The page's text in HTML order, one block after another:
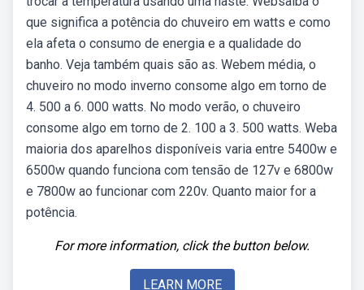
que significa a potência do chuveiro em watts e como
ela afeta o consumo de energia e a qualidade do
banho. Veja também quais são as. Webem média, o
chuveiro no modo inverno consome algo em torno de
4. 500 a 6. 000 watts. No modo verão, o chuveiro
consome algo em torno de 2. 100 a 3. 500 watts. Weba
maioria dos aparelhos disponíveis varia entre 5400w e
6500w quando funciona com tensão de 127v e 6800w
e 7800w ao funcionar com 220v. Quanto maior for a
potência.
For more information, click the button below.
LEARN MORE